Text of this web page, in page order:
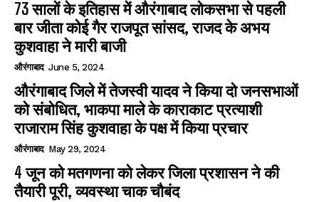
73 सालों के इतिहास में औरंगाबाद लोकसभा से पहली
बार जीता कोई गैर राजपूत सांसद, राजद के अभय
कुशवाहा ने मारी बाजी
औरंगाबाद June 5, 2024
औरंगाबाद जिले में तेजस्वी यादव ने किया दो जनसभाओं
को संबोधित, भाकपा माले के काराकाट प्रत्याशी
राजाराम सिंह कुशवाहा के पक्ष में किया प्रचार
औरंगाबाद May 29, 2024
4 जून को मतगणना को लेकर जिला प्रशासन ने की
तैयारी पूरी, व्यवस्था चाक चौबंद